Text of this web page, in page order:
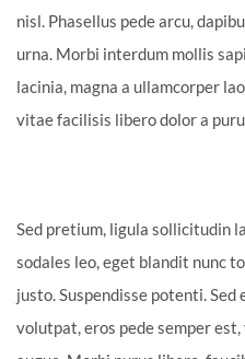
nisl. Phasellus pede arcu,
urna. Morbi interdum mollis
lacinia, magna a ullamcorper
vitae facilisis libero dolor a
Sed pretium, ligula sollicitudin
sodales leo, eget blandit nunc
justo. Suspendisse potenti.
volutpat, eros pede semper